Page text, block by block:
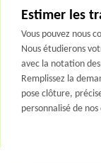
Estimer les
Vous pouvez nous
Nous étudierons
avec la notation
Remplissez la
pose clôture,
personnalisé de